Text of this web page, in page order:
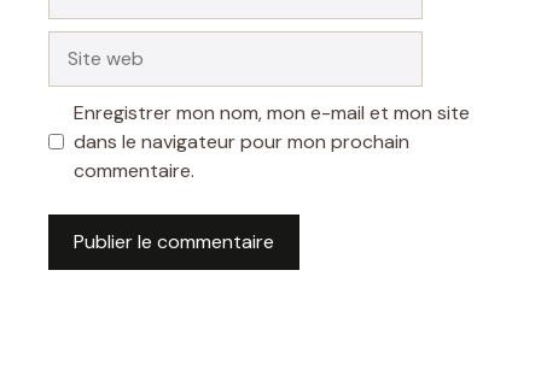
web
Enregistrer mon nom, mon e-mail et mon site
dans le navigateur pour mon prochain
commentaire.